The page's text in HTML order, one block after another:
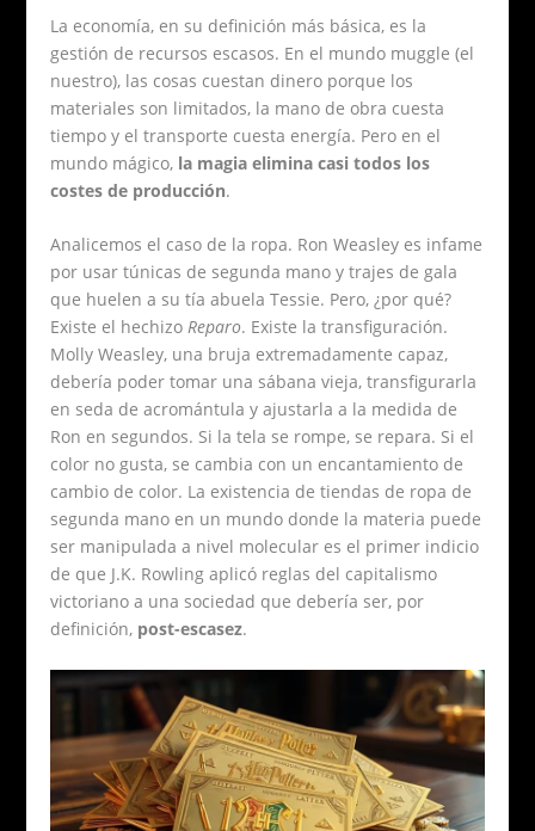
La economía, en su definición más básica, es la
gestión de recursos escasos. En el mundo muggle (el
nuestro), las cosas cuestan dinero porque los
materiales son limitados, la mano de obra cuesta
tiempo y el transporte cuesta energía. Pero en el
mundo mágico, la magia elimina casi todos los
costes de producción.
Analicemos el caso de la ropa. Ron Weasley es infame
por usar túnicas de segunda mano y trajes de gala
que huelen a su tía abuela Tessie. Pero, ¿por qué?
Existe el hechizoReparo. Existe la transfiguración.
Molly Weasley, una bruja extremadamente capaz,
debería poder tomar una sábana vieja, transfigurarla
en seda de acromántula y ajustarla a la medida de
Ron en segundos. Si la tela se rompe, se repara. Si el
color no gusta, se cambia con un encantamiento de
cambio de color. La existencia de tiendas de ropa de
segunda mano en un mundo donde la materia puede
ser manipulada a nivel molecular es el primer indicio
de que J.K. Rowling aplicó reglas del capitalismo
victoriano a una sociedad que debería ser, por
definición, post-escasez.